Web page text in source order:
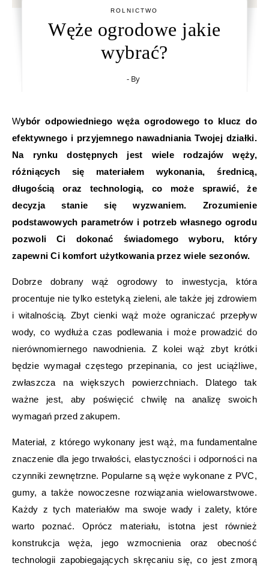
ROLNICTWO
Węże ogrodowe jakie
wybrać?
- By
Wybór odpowiedniego węża ogrodowego to klucz do
efektywnego i przyjemnego nawadniania Twojej działki.
Na rynku dostępnych jest wiele rodzajów węży,
różniących się materiałem wykonania, średnicą,
długością oraz technologią, co może sprawić, że
decyzja stanie się wyzwaniem. Zrozumienie
podstawowych parametrów i potrzeb własnego ogrodu
pozwoli Ci dokonać świadomego wyboru, który
zapewni Ci komfort użytkowania przez wiele sezonów.
Dobrze dobrany wąż ogrodowy to inwestycja, która
procentuje nie tylko estetyką zieleni, ale także jej zdrowiem
i witalnością. Zbyt cienki wąż może ograniczać przepływ
wody, co wydłuża czas podlewania i może prowadzić do
nierównomiernego nawodnienia. Z kolei wąż zbyt krótki
będzie wymagał częstego przepinania, co jest uciążliwe,
zwłaszcza na większych powierzchniach. Dlatego tak
ważne jest, aby poświęcić chwilę na analizę swoich
wymagań przed zakupem.
Materiał, z którego wykonany jest wąż, ma fundamentalne
znaczenie dla jego trwałości, elastyczności i odporności na
czynniki zewnętrzne. Popularne są węże wykonane z PVC,
gumy, a także nowoczesne rozwiązania wielowarstwowe.
Każdy z tych materiałów ma swoje wady i zalety, które
warto poznać. Oprócz materiału, istotna jest również
konstrukcja węża, jego wzmocnienia oraz obecność
technologii zapobiegających skręcaniu się, co jest zmorą